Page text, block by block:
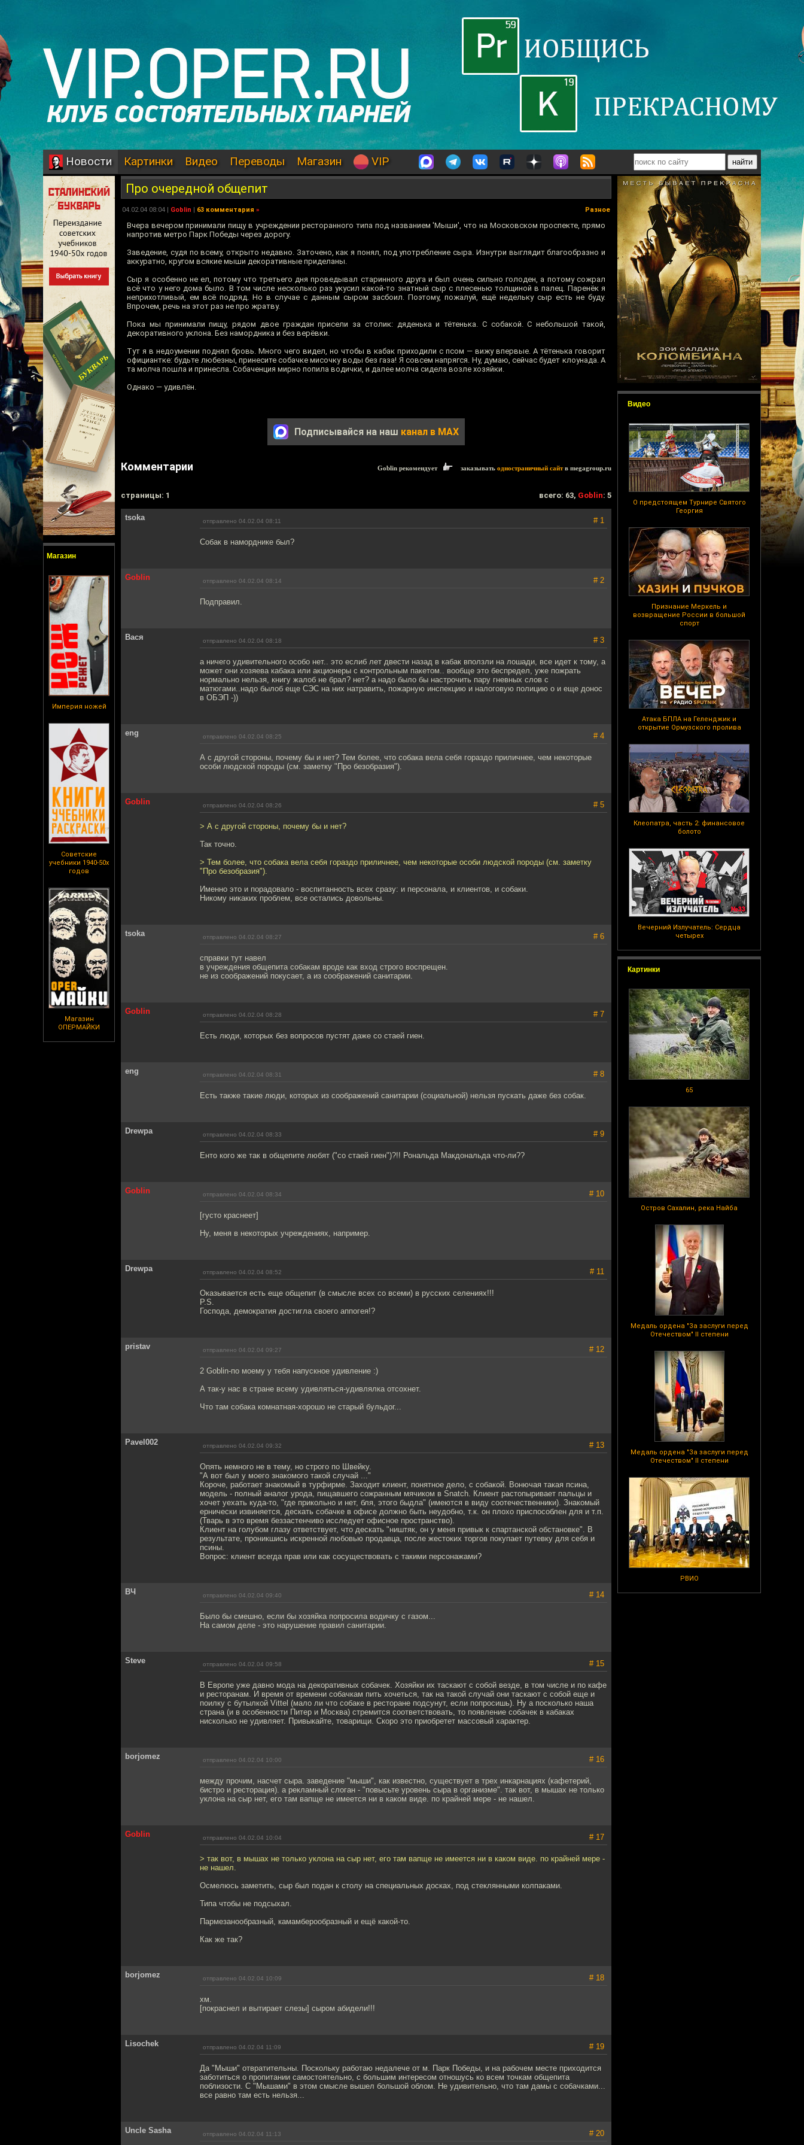
Новости Картинки Видео Переводы Магазин VIP
Магазин
Империя ножей
Советские
учебники 1940-50х
годов
Магазин
ОПЕРМАЙКИ
Видео
О предстоящем Турнире Святого
Георгия
Признание Меркель и
возвращение России в большой
спорт
Атака БПЛА на Геленджик и
открытие Ормузского пролива
Клеопатра, часть 2: финансовое
болото
Вечерний Излучатель: Сердца
четырех
Картинки
65
Остров Сахалин, река Найба
Медаль ордена "За заслуги перед
Отечеством" II степени
Медаль ордена "За заслуги перед
Отечеством" II степени
РВИО
Про очередной общепит
04.02.04 08:04 | Goblin | 63 комментария » Разное
Вчера вечером принимали пищу в учреждении ресторанного типа под названием 'Мыши', что на Московском проспекте, прямо
напротив метро Парк Победы через дорогу.
Заведение, судя по всему, открыто недавно. Заточено, как я понял, под употребление сыра. Изнутри выглядит благообразно и
аккуратно, кругом всякие мыши декоративные приделаны.
Сыр я особенно не ел, потому что третьего дня проведывал старинного друга и был очень сильно голоден, а потому сожрал
всё что у него дома было. В том числе несколько раз укусил какой-то знатный сыр с плесенью толщиной в палец. Паренёк я
неприхотливый, ем всё подряд. Но в случае с данным сыром засбоил. Поэтому, пожалуй, ещё недельку сыр есть не буду.
Впрочем, речь на этот раз не про жратву.
Пока мы принимали пищу, рядом двое граждан присели за столик: дяденька и тётенька. С собакой. С небольшой такой,
декоративного уклона. Без намордника и без верёвки.
Тут я в недоумении поднял бровь. Много чего видел, но чтобы в кабак приходили с псом — вижу впервые. А тётенька говорит
официантке: будьте любезны, принесите собачке мисочку воды без газа! Я совсем напрягся. Ну, думаю, сейчас будет клоунада. А
та молча пошла и принесла. Собаченция мирно попила водички, и далее молча сидела возле хозяйки.
Однако — удивлён.
Подписывайся на наш канал в MAX
Комментарии Goblin рекомендует заказывать одностраничный сайтв megagroup.ru
cтраницы: 1 всего: 63, Goblin: 5
tsoka отправлено 04.02.04 08:11 # 1
Собак в наморднике был?
Goblin отправлено 04.02.04 08:14 # 2
Подправил.
Вася отправлено 04.02.04 08:18 # 3
а ничего удивительного особо нет.. это еслиб лет двести назад в кабак вползли на лошади, все идет к тому, а
может они хозяева кабака или акционеры с контрольным пакетом.. вообще это беспредел, уже пожрать
нормально нельзя, книгу жалоб не брал? нет? а надо было бы настрочить пару гневных слов с
матюгами..надо былоб еще СЭС на них натравить, пожарную инспекцию и налоговую полицию о и еще донос
в ОБЭП -))
eng отправлено 04.02.04 08:25 # 4
А с другой стороны, почему бы и нет? Тем более, что собака вела себя гораздо приличнее, чем некоторые
особи людской породы (см. заметку "Про безобразия").
Goblin отправлено 04.02.04 08:26 # 5
> А с другой стороны, почему бы и нет?
Так точно.
> Тем более, что собака вела себя гораздо приличнее, чем некоторые особи людской породы (см. заметку
"Про безобразия").
Именно это и порадовало - воспитанность всех сразу: и персонала, и клиентов, и собаки.
Никому никаких проблем, все остались довольны.
tsoka отправлено 04.02.04 08:27 # 6
справки тут навел
в учреждения общепита собакам вроде как вход строго воспрещен.
не из соображений покусает, а из соображений санитарии.
Goblin отправлено 04.02.04 08:28 # 7
Есть люди, которых без вопросов пустят даже со стаей гиен.
eng отправлено 04.02.04 08:31 # 8
Есть также такие люди, которых из соображений санитарии (социальной) нельзя пускать даже без собак.
Drewpa отправлено 04.02.04 08:33 # 9
Енто кого же так в общепите любят ("со стаей гиен")?!! Рональда Макдональда что-ли??
Goblin отправлено 04.02.04 08:34 # 10
[густо краснеет]
Ну, меня в некоторых учреждениях, например.
Drewpa отправлено 04.02.04 08:52 # 11
Оказывается есть еще общепит (в смысле всех со всеми) в русских селениях!!!
P.S.
Господа, демократия достигла своего аппогея!?
pristav отправлено 04.02.04 09:27 # 12
2 Goblin-по моему у тебя напускное удивление :)
А так-у нас в стране всему удивляться-удивлялка отсохнет.
Что там собака комнатная-хорошо не старый бульдог...
Pavel002 отправлено 04.02.04 09:32 # 13
Опять немного не в тему, но строго по Швейку.
"А вот был у моего знакомого такой случай ..."
Короче, работает знакомый в турфирме. Заходит клиент, понятное дело, с собакой. Вонючая такая псина,
модель - полный аналог урода, пищавшего сожранным мячиком в Snatch. Клиент растопыривает пальцы и
хочет уехать куда-то, "где прикольно и нет, бля, этого быдла" (имеются в виду соотечественники). Знакомый
ернически извиняется, дескать собачке в офисе должно быть неудобно, т.к. он плохо приспособлен для и т.п.
(Тварь в это время беззастенчиво исследует офисное пространство).
Клиент на голубом глазу ответствует, что дескать "ништяк, он у меня привык к спартанской обстановке". В
результате, проникшись искренной любовью продавца, после жестоких торгов покупает путевку для себя и
псины.
Вопрос: клиент всегда прав или как сосуществовать с такими персонажами?
ВЧ отправлено 04.02.04 09:40 # 14
Было бы смешно, если бы хозяйка попросила водичку с газом...
На самом деле - это нарушение правил санитарии.
Steve отправлено 04.02.04 09:58 # 15
В Европе уже давно мода на декоративных собачек. Хозяйки их таскают с собой везде, в том числе и по кафе
и ресторанам. И время от времени собачкам пить хочеться, так на такой случай они таскают с собой еще и
поилку с бутылкой Vittel (мало ли что собаке в ресторане подсунут, если попросишь). Ну а посколько наша
страна (и в особенности Питер и Москва) стремится соответствовать, то появление собачек в кабаках
нисколько не удивляет. Привыкайте, товарищи. Скоро это приобретет массовый характер.
borjomez отправлено 04.02.04 10:00 # 16
между прочим, насчет сыра. заведение "мыши", как известно, существует в трех инкарнациях (кафетерий,
бистро и ресторация). а рекламный слоган - "повысьте уровень сыра в организме". так вот, в мышах не только
уклона на сыр нет, его там вапще не имеется ни в каком виде. по крайней мере - не нашел.
Goblin отправлено 04.02.04 10:04 # 17
> так вот, в мышах не только уклона на сыр нет, его там вапще не имеется ни в каком виде. по крайней мере -
не нашел.
Осмелюсь заметить, сыр был подан к столу на специальных досках, под стеклянными колпаками.
Типа чтобы не подсыхал.
Пармезанообразный, камамберообразный и ещё какой-то.
Как же так?
borjomez отправлено 04.02.04 10:09 # 18
хм.
[покраснел и вытирает слезы] сыром абидели!!!
Lisochek отправлено 04.02.04 11:09 # 19
Да "Мыши" отвратительны. Поскольку работаю недалече от м. Парк Победы, и на рабочем месте приходится
заботиться о пропитании самостоятельно, с большим интересом отношусь ко всем точкам общепита
поблизости. С "Мышами" в этом смысле вышел большой облом. Не удивительно, что там дамы с собачками...
все равно там есть нельзя...
Uncle Sasha отправлено 04.02.04 11:13 # 20